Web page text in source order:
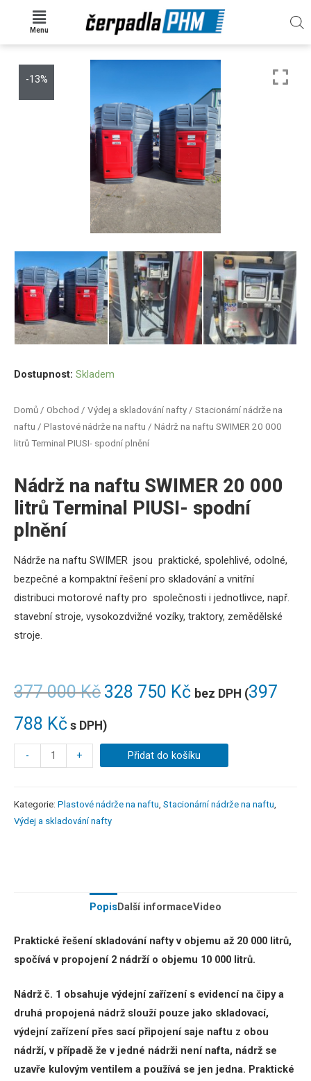
Menu
-13%
Domů / Obchod / Výdej a skladování nafty / Stacionární nádrže na
naftu / Plastové nádrže na naftu / Nádrž na naftu SWIMER 20 000
litrů Terminal PIUSI- spodní plnění
Nádrž na naftu SWIMER 20 000
litrů Terminal PIUSI- spodní
plnění
377 000Kč 328 750 Kč bez DPH (397
788 Kč s DPH)
Nádrže na naftu SWIMER jsou praktické, spolehlivé, odolné,
bezpečné a kompaktní řešení pro skladování a vnitřní
distribuci motorové nafty pro společnosti i jednotlivce, např.
stavební stroje, vysokozdvižné vozíky, traktory, zemědělské
stroje.
Dostupnost: Skladem
- + Přidat do košíku
Kategorie: Plastové nádrže na naftu, Stacionární nádrže na naftu,
Výdej a skladování nafty
PopisDalší informaceVideo
Praktické řešení skladování nafty v objemu až 20 000 litrů,
spočívá v propojení 2 nádrží o objemu 10 000 litrů.
Nádrž č. 1 obsahuje výdejní zařízení s evidencí na čipy a
druhá propojená nádrž slouží pouze jako skladovací,
výdejní zařízení přes sací připojení saje naftu z obou
nádrží, v případě že v jedné nádrži není nafta, nádrž se
uzavře kulovým ventilem a používá se jen jedna. Praktické